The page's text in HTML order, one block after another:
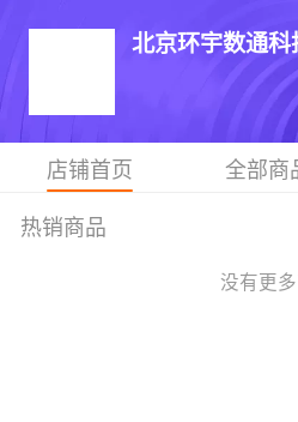
北京环宇数通科
店铺首页 全部商
热销商品
没有更